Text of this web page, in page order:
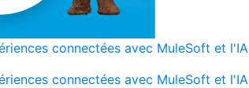
connectées avec MuleSoft et l'IA
connectées avec MuleSoft et l'IA